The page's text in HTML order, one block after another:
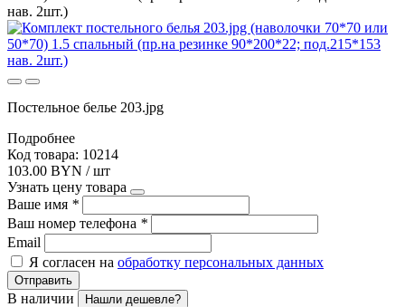
нав. 2шт.)
Постельное белье 203.jpg
Подробнее
Код товара: 10214
103.00 BYN / шт
Узнать цену товара
Ваше имя *
Ваш номер телефона *
Email
Я согласен на обработку персональных данных
Отправить
В наличии Нашли дешевле?